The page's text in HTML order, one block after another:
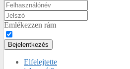
Emlékezzen rám
Bejelentkezés
Elfelejtette